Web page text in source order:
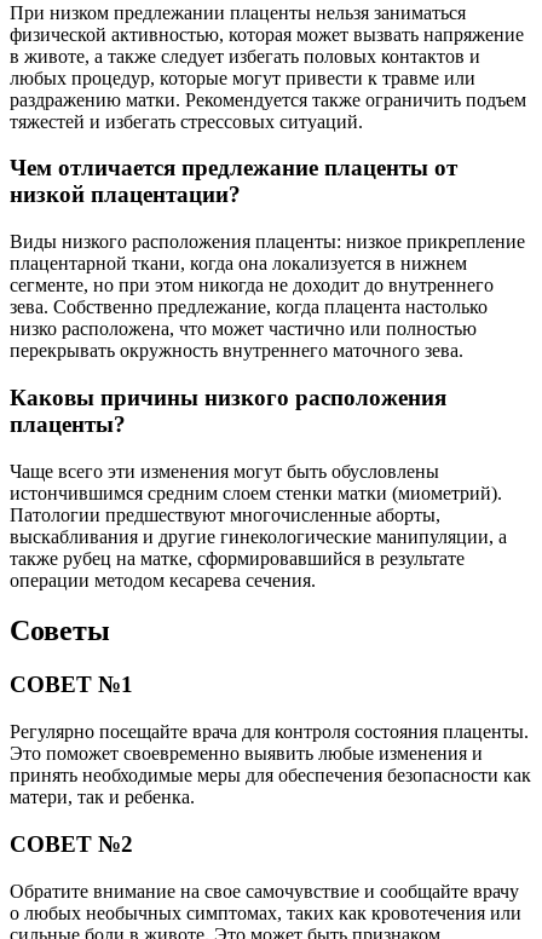
При низком предлежании плаценты нельзя заниматься
физической активностью, которая может вызвать напряжение
в животе, а также следует избегать половых контактов и
любых процедур, которые могут привести к травме или
раздражению матки. Рекомендуется также ограничить подъем
тяжестей и избегать стрессовых ситуаций.
Чем отличается предлежание плаценты от
низкой плацентации?
Виды низкого расположения плаценты: низкое прикрепление
плацентарной ткани, когда она локализуется в нижнем
сегменте, но при этом никогда не доходит до внутреннего
зева. Собственно предлежание, когда плацента настолько
низко расположена, что может частично или полностью
перекрывать окружность внутреннего маточного зева.
Каковы причины низкого расположения
плаценты?
Чаще всего эти изменения могут быть обусловлены
истончившимся средним слоем стенки матки (миометрий).
Патологии предшествуют многочисленные аборты,
выскабливания и другие гинекологические манипуляции, а
также рубец на матке, сформировавшийся в результате
операции методом кесарева сечения.
Советы
СОВЕТ №1
Регулярно посещайте врача для контроля состояния плаценты.
Это поможет своевременно выявить любые изменения и
принять необходимые меры для обеспечения безопасности как
матери, так и ребенка.
СОВЕТ №2
Обратите внимание на свое самочувствие и сообщайте врачу
о любых необычных симптомах, таких как кровотечения или
сильные боли в животе. Это может быть признаком